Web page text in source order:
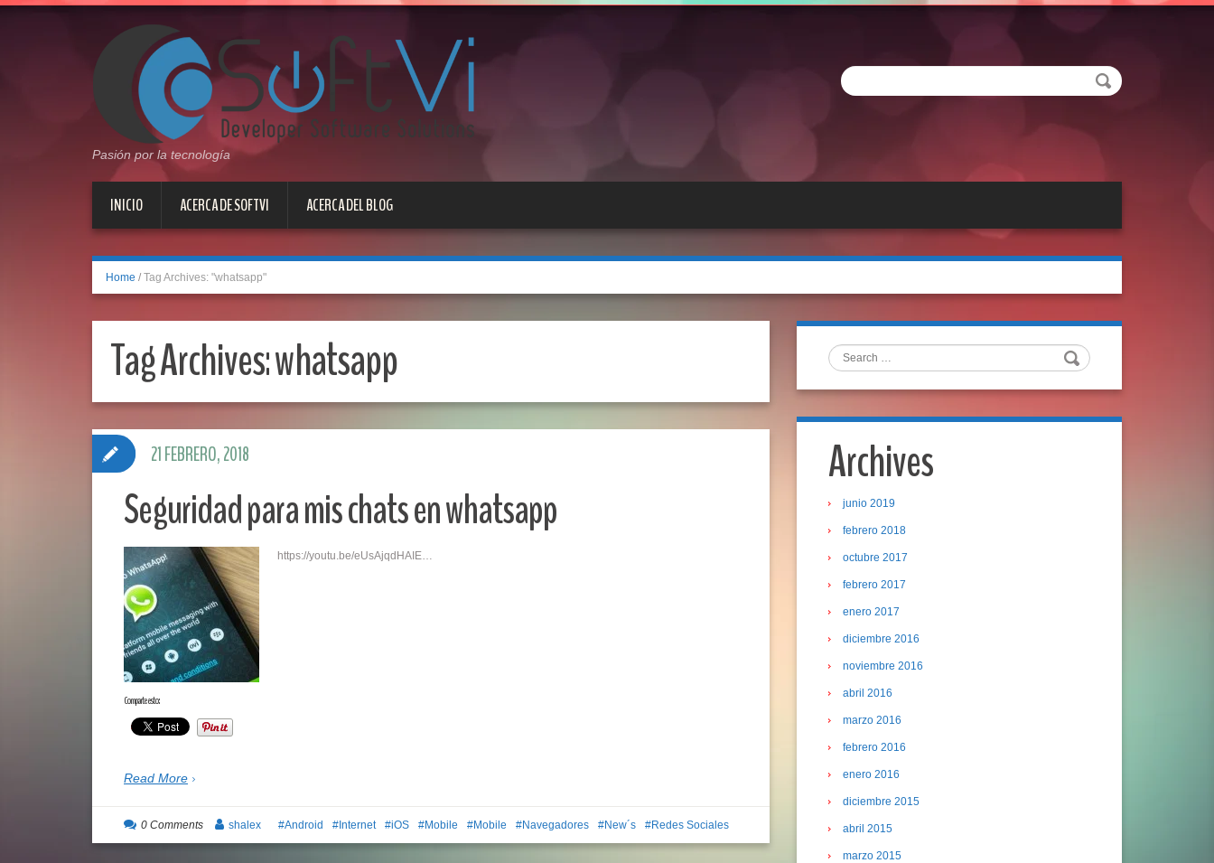
Pasión por la tecnología
INICIO ACERCA DE SOFTVI ACERCA DEL BLOG
Home / Tag Archives: "whatsapp"
Tag Archives:whatsapp
Seguridad para mis chats en whatsapp
https://youtu.be/eUsAjqdHAIE…
Comparte esto:
Read More
21 FEBRERO, 2018
Android Internet iOS Mobile Mobile Navegadores New´s Redes Sociales
0 Comments shalex
Search
Archives
junio 2019
febrero 2018
octubre 2017
febrero 2017
enero 2017
diciembre 2016
noviembre 2016
abril 2016
marzo 2016
febrero 2016
enero 2016
diciembre 2015
abril 2015
marzo 2015